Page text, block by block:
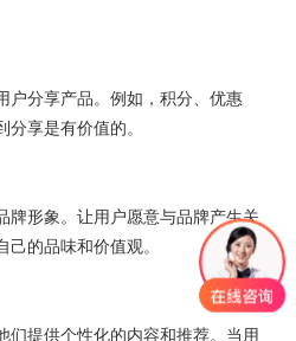
户分享产品。例如，积分、优惠
分享是有价值的。
牌形象。让用户愿意与品牌产生关
的品味和价值观。
们提供个性化的内容和推荐。当用